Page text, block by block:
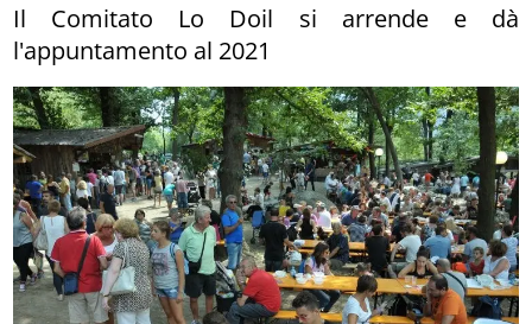
Il Comitato Lo Doil si arrende e dà
l'appuntamento al 2021